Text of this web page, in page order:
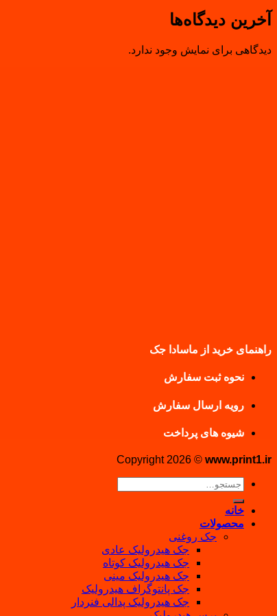
آخرین دیدگاه‌ها
دیدگاهی برای نمایش وجود ندارد.
راهنمای خرید از ماسادا جک
نحوه ثبت سفارش
رویه ارسال سفارش
شیوه های پرداخت
Copyright 2026 © www.print1.ir
جستجو
خانه
محصولات
جک روغنی
جک هیدرولیک عادی
جک هیدرولیک کوتاه
جک هیدرولیک مینی
جک پانتوگراف هیدرولیک
جک هیدرولیک پدالی فنردار